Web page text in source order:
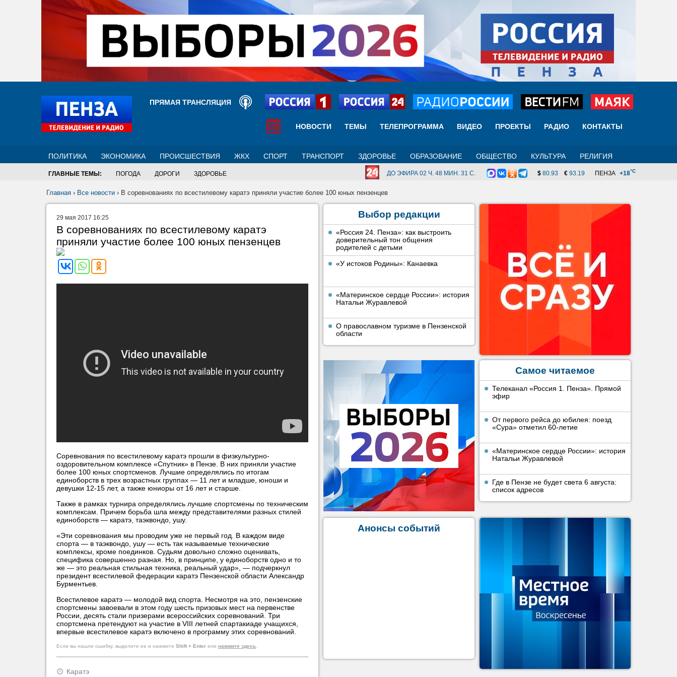
ПРЯМАЯ ТРАНСЛЯЦИЯ
НОВОСТИ ТЕМЫ ТЕЛЕПРОГРАММА ВИДЕО ПРОЕКТЫ РАДИО КОНТАКТЫ
ПОЛИТИКА ЭКОНОМИКА ПРОИСШЕСТВИЯ ЖКХ СПОРТ ТРАНСПОРТ ЗДОРОВЬЕ ОБРАЗОВАНИЕ ОБЩЕСТВО КУЛЬТУРА РЕЛИГИЯ
ГЛАВНЫЕ ТЕМЫ: ПОГОДА ДОРОГИ ЗДОРОВЬЕ ПЕНЗА +18°C
$ 80.93 € 93.19
ДО ЭФИРА 02 Ч. 48 МИН. 31 C.
Главная › Все новости › В соревнованиях по всестилевому каратэ приняли участие более 100 юных пензенцев
Выбор редакции
«Россия 24. Пенза»: как выстроить
доверительный тон общения
родителей с детьми
«У истоков Родины»: Канаевка
«Материнское сердце России»: история
Натальи Журавлевой
О православном туризме в Пензенской
области
Самое читаемое
Телеканал «Россия 1. Пенза». Прямой
эфир
От первого рейса до юбилея: поезд
«Сура» отметил 60-летие
«Материнское сердце России»: история
Натальи Журавлевой
Где в Пензе не будет света 6 августа:
список адресов
Анонсы событий
29 мая 2017 16:25
В соревнованиях по всестилевому каратэ
приняли участие более 100 юных пензенцев
Соревнования по всестилевому каратэ прошли в физкультурно-
оздоровительном комплексе «Спутник» в Пензе. В них приняли участие
более 100 юных спортсменов. Лучшие определялись по итогам
единоборств в трех возрастных группах — 11 лет и младше, юноши и
девушки 12-15 лет, а также юниоры от 16 лет и старше.
Также в рамках турнира определялись лучшие спортсмены по техническим
комплексам. Причем борьба шла между представителями разных стилей
единоборств — каратэ, таэквондо, ушу.
«Эти соревнования мы проводим уже не первый год. В каждом виде
спорта — в таэквондо, ушу — есть так называемые технические
комплексы, кроме поединков. Судьям довольно сложно оценивать,
специфика совершенно разная. Но, в принципе, у единоборств одно и то
же — это реальная стильная техника, реальный удар», — подчеркнул
президент всестилевой федерации каратэ Пензенской области Александр
Бурментьев.
Всестилевое каратэ — молодой вид спорта. Несмотря на это, пензенские
спортсмены завоевали в этом году шесть призовых мест на первенстве
России, десять стали призерами всероссийских соревнований. Три
спортсмена претендуют на участие в VIII летней спартакиаде учащихся,
впервые всестилевое каратэ включено в программу этих соревнований.
Если вы нашли ошибку, выделите ее и нажмите Shift + Enter или нажмите здесь
Каратэ